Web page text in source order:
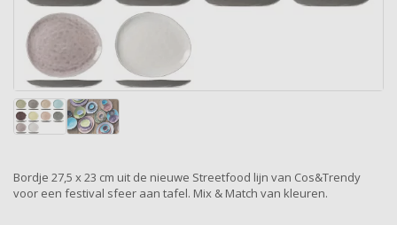
Bordje 27,5 x 23 cm uit de nieuwe Streetfood lijn van Cos&Trendy
voor een festival sfeer aan tafel. Mix & Match van kleuren.